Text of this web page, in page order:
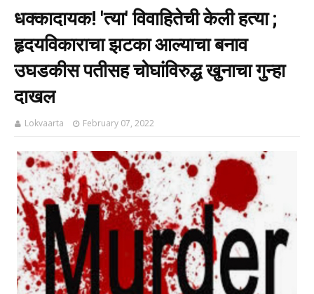
धक्कादायक! 'त्या' विवाहितेची केली हत्या ;
हृदयविकाराचा झटका आल्याचा बनाव
उघडकीस पतीसह चोघांविरुद्ध खुनाचा गुन्हा
दाखल
Lokvaarta February 07, 2022